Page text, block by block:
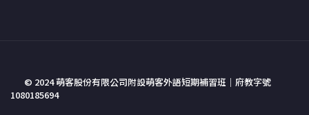
© 2024 萌客股份有限公司附設萌客外語短期補習班｜府教字號
1080185694